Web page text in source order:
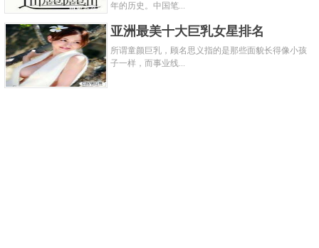
年的历史。中国笔...
亚洲最美十大巨乳女星排名
所谓童颜巨乳，顾名思义指的是那些面貌长得像小孩
子一样，而事业线...